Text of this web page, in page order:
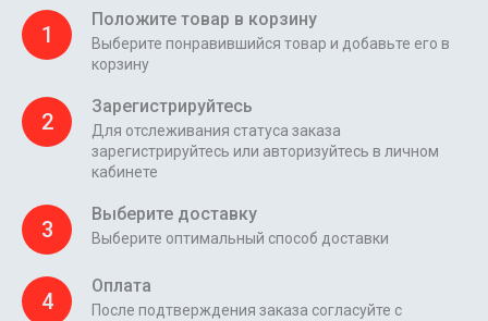
1
Положите товар в корзину
Выберите понравившийся товар и добавьте его в
корзину
2
Зарегистрируйтесь
Для отслеживания статуса заказа
зарегистрируйтесь или авторизуйтесь в личном
кабинете
3
Выберите доставку
Выберите оптимальный способ доставки
4
Оплата
После подтверждения заказа согласуйте с